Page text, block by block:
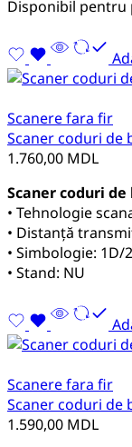
Disponibil pentru
Scanere fara fir
Scaner coduri de
1.760,00 MDL
Scaner coduri
• Tehnologie
• Distanță
• Simbologie: 1D/
• Stand: NU
Scanere fara fir
Scaner coduri de
1.590,00 MDL